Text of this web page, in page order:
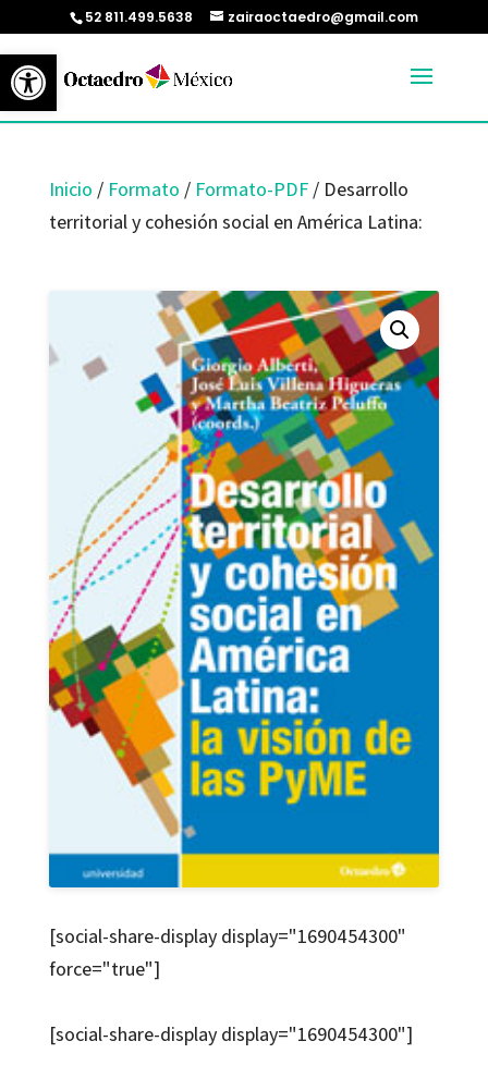
Abrir barra de herramientas
52 811.499.5638 zairaoctaedro@gmail.com
Inicio / Formato / Formato-PDF/ Desarrollo
territorial y cohesión social en América Latina:
[social-share-display display="1690454300"
force="true"]
[social-share-display display="1690454300"]